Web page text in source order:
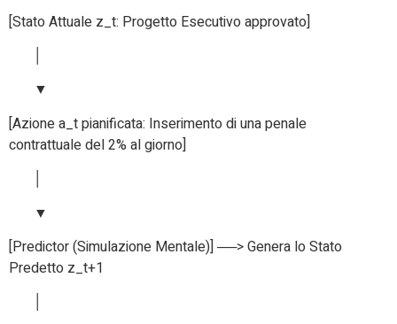
[Stato Attuale z_t: Progetto Esecutivo approvato]
▼
[Azione a_t pianificata: Inserimento di una penale
contrattuale del 2% al giorno]
▼
[Predictor (Simulazione Mentale)] ──> Genera lo Stato
Predetto z_t+1